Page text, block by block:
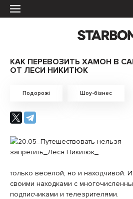
КАК ПЕРЕВОЗИТЬ ХАМОН В
ОТ ЛЕСИ НИКИТЮК
Подорожі Шоу-бізнес
только веселой, но и находчивой. И
своими находками с
подписчиками и телезрителями.